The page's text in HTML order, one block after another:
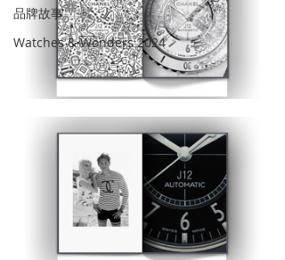
品牌故事
Watches & Wonders 2024